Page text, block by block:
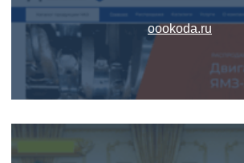
oookoda.ru